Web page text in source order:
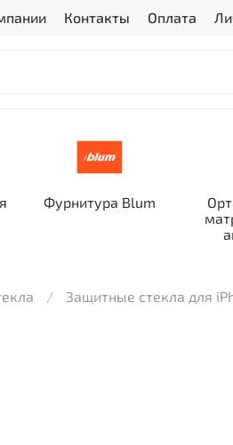
Контакты Оплата
Фурнитура Blum
Защитные стекла для